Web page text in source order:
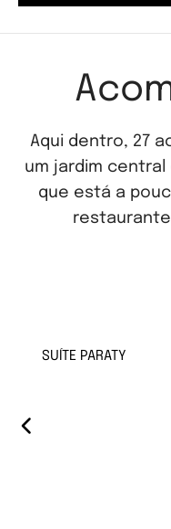
Aqui dentro, 27
um jardim
que está a
SUÍTE PARATY